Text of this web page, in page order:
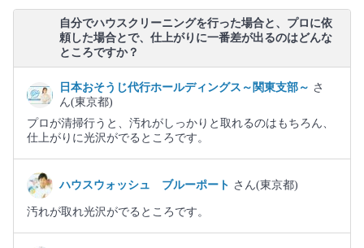
自分でハウスクリーニングを行った場合と、プロに依
頼した場合とで、仕上がりに一番差が出るのはどんな
ところですか？
日本おそうじ代行ホールディングス～関東支部～ さ
ん(東京都)
プロが清掃行うと、汚れがしっかりと取れるのはもちろん、
仕上がりに光沢がでるところです。
ハウスウォッシュ ブルーポート さん(東京都)
汚れが取れ光沢がでるところです。